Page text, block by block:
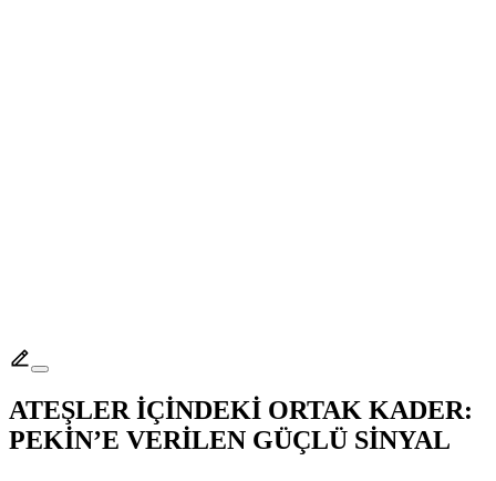
ATEŞLER İÇİNDEKİ ORTAK KADER:
PEKİN’E VERİLEN GÜÇLÜ SİNYAL